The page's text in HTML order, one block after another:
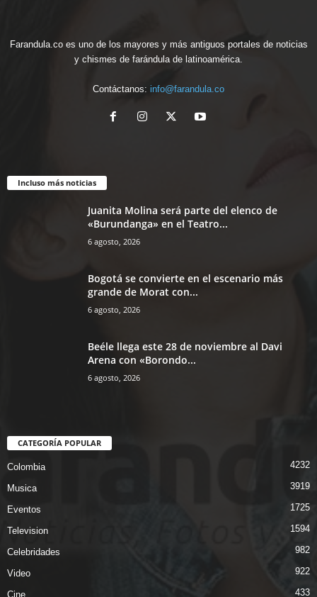
Farandula.co es uno de los mayores y más antiguos portales de noticias
y chismes de farándula de latinoamérica.
Contáctanos: info@farandula.co
Incluso más noticias
Juanita Molina será parte del elenco de
«Burundanga» en el Teatro...
6 agosto, 2026
Bogotá se convierte en el escenario más
grande de Morat con...
6 agosto, 2026
Beéle llega este 28 de noviembre al Davi
Arena con «Borondo...
6 agosto, 2026
CATEGORÍA POPULAR
Colombia 4232
Musica 3919
Eventos 1725
Television 1594
Celebridades 982
Video 922
Cine 433